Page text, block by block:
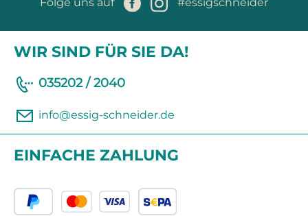
WIR SIND FÜR SIE DA!
035202 / 2040
info@essig-schneider.de
EINFACHE ZAHLUNG